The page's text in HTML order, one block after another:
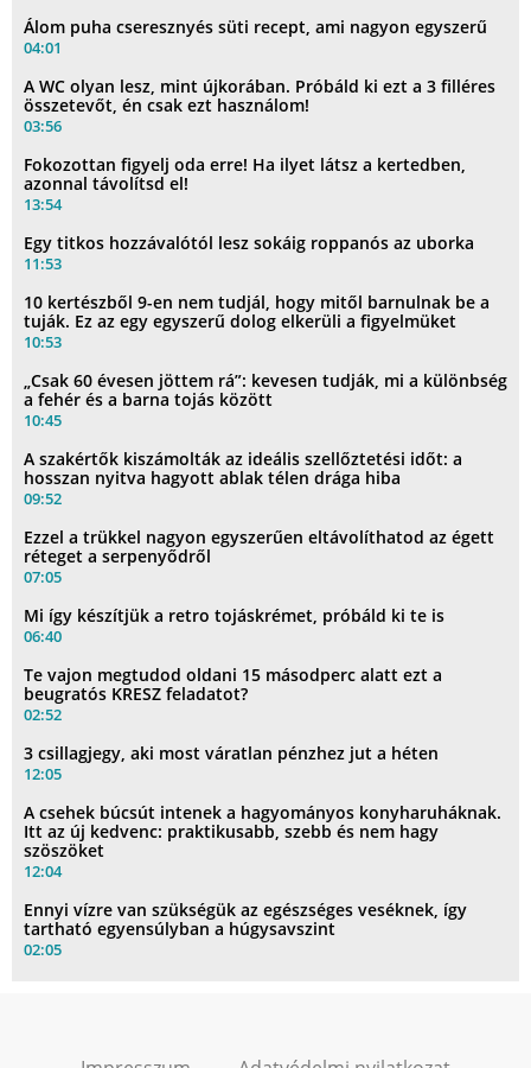
Álom puha cseresznyés süti recept, ami nagyon egyszerű
04:01
A WC olyan lesz, mint újkorában. Próbáld ki ezt a 3 filléres
összetevőt, én csak ezt használom!
03:56
Fokozottan figyelj oda erre! Ha ilyet látsz a kertedben,
azonnal távolítsd el!
13:54
Egy titkos hozzávalótól lesz sokáig roppanós az uborka
11:53
10 kertészből 9-en nem tudjál, hogy mitől barnulnak be a
tuják. Ez az egy egyszerű dolog elkerüli a figyelmüket
10:53
„Csak 60 évesen jöttem rá”: kevesen tudják, mi a különbség
a fehér és a barna tojás között
10:45
A szakértők kiszámolták az ideális szellőztetési időt: a
hosszan nyitva hagyott ablak télen drága hiba
09:52
Ezzel a trükkel nagyon egyszerűen eltávolíthatod az égett
réteget a serpenyődről
07:05
Mi így készítjük a retro tojáskrémet, próbáld ki te is
06:40
Te vajon megtudod oldani 15 másodperc alatt ezt a
beugratós KRESZ feladatot?
02:52
3 csillagjegy, aki most váratlan pénzhez jut a héten
12:05
A csehek búcsút intenek a hagyományos konyharuháknak.
Itt az új kedvenc: praktikusabb, szebb és nem hagy
szöszöket
12:04
Ennyi vízre van szükségük az egészséges veséknek, így
tartható egyensúlyban a húgysavszint
02:05